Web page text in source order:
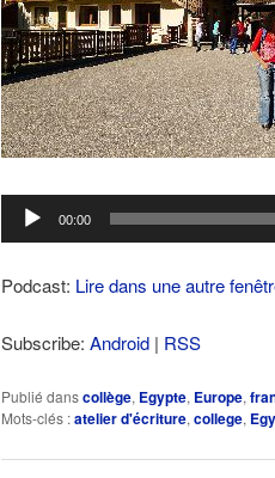
Lecteur
audio
00:00
Podcast: Lire dans une autre
Subscribe: Android | RSS
Publié danscollège, Egypte, Europe,
Mots-clés :atelier d'écriture,college,